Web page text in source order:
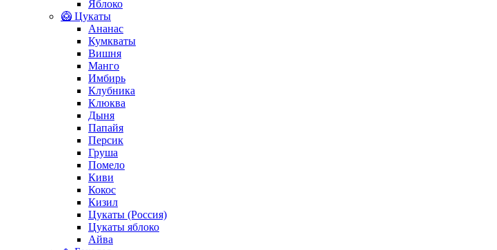
Яблоко
🥝 Цукаты
Ананас
Кумкваты
Вишня
Манго
Имбирь
Клубника
Клюква
Дыня
Папайя
Персик
Груша
Помело
Киви
Кокос
Кизил
Цукаты (Россия)
Цукаты яблоко
Айва